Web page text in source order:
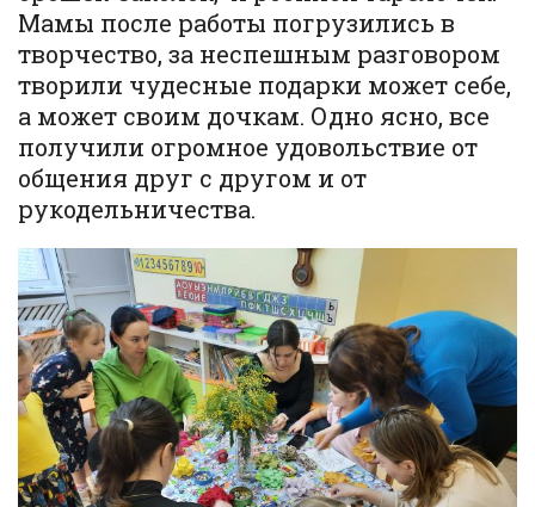
Мамы после работы погрузились в
творчество, за неспешным разговором
творили чудесные подарки может себе,
а может своим дочкам. Одно ясно, все
получили огромное удовольствие от
общения друг с другом и от
рукодельничества.